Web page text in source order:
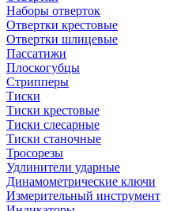
Наборы отверток
Отвертки крестовые
Отвертки шлицевые
Пассатижи
Плоскогубцы
Стрипперы
Тиски
Тиски крестовые
Тиски слесарные
Тиски станочные
Тросорезы
Удлинители ударные
Динамометрические ключи
Измерительный инструмент